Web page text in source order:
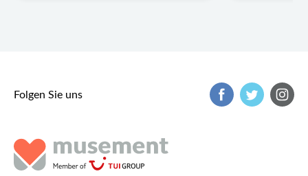
Folgen Sie uns